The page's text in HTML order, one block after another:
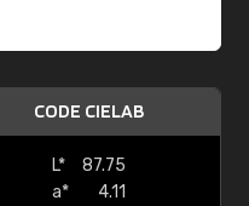
CODE CIELAB
L*
87.75
a*
4.11
pas de voir clairement quels
disponibles. Il y a plusieurs
Classic, Design, etc. On ne
qui est quoi. La livraison s'est